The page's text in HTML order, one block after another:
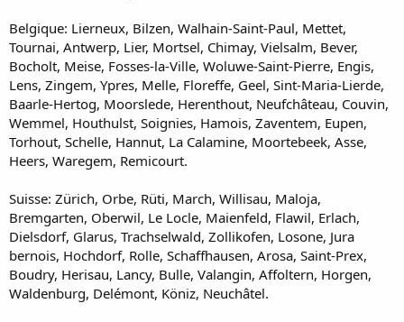
Belgique: Lierneux, Bilzen, Walhain-Saint-Paul, Mettet,
Tournai, Antwerp, Lier, Mortsel, Chimay, Vielsalm, Bever,
Bocholt, Meise, Fosses-la-Ville, Woluwe-Saint-Pierre, Engis,
Lens, Zingem, Ypres, Melle, Floreffe, Geel, Sint-Maria-Lierde,
Baarle-Hertog, Moorslede, Herenthout, Neufchâteau, Couvin,
Wemmel, Houthulst, Soignies, Hamois, Zaventem, Eupen,
Torhout, Schelle, Hannut, La Calamine, Moortebeek, Asse,
Heers, Waregem, Remicourt.
Suisse: Zürich, Orbe, Rüti, March, Willisau, Maloja,
Bremgarten, Oberwil, Le Locle, Maienfeld, Flawil, Erlach,
Dielsdorf, Glarus, Trachselwald, Zollikofen, Losone, Jura
bernois, Hochdorf, Rolle, Schaffhausen, Arosa, Saint-Prex,
Boudry, Herisau, Lancy, Bulle, Valangin, Affoltern, Horgen,
Waldenburg, Delémont, Köniz, Neuchâtel.